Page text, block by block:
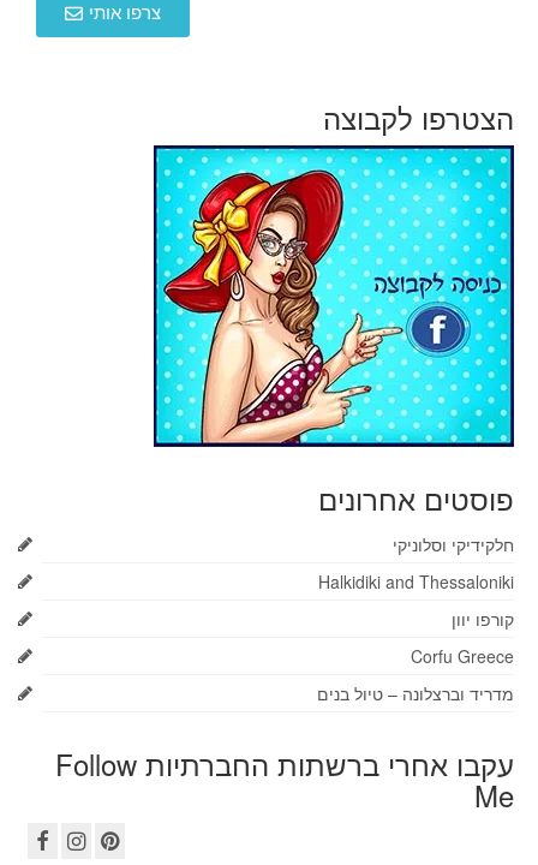
צרפו אותי
הצטרפו לקבוצה
פוסטים אחרונים
חלקידיקי וסלוניקי
Halkidiki and Thessaloniki
קורפו יוון
Corfu Greece
מדריד וברצלונה – טיול בנים
עקבו אחרי ברשתות החברתיות Follow
Me